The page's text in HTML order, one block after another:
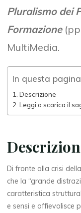
Pluralismo dei
Formazione
MultiMedia.
In questa pagina
Descrizione
Leggi o scarica il
Di fronte alla crisi
che la “grande
caratteristica
e sensi e affievolisce